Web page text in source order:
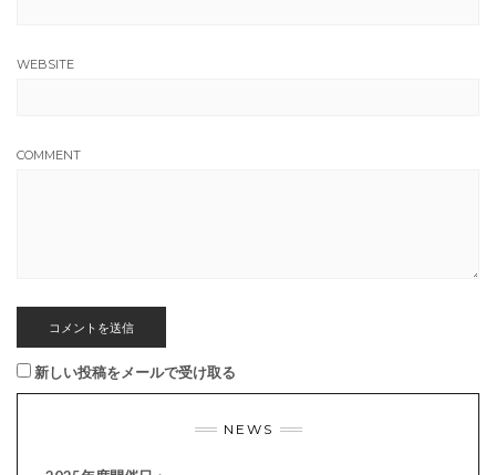
WEBSITE
COMMENT
新しい投稿をメールで受け取る
NEWS